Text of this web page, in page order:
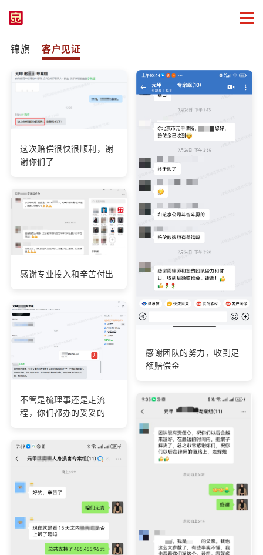
锦旗 客户见证
这次赔偿很快很顺利，谢
谢你们了
感谢专业投入和辛苦付出
不管是梳理事还是走流
程，你们都办的妥妥的
感谢团队的努力，收到足
额赔偿金